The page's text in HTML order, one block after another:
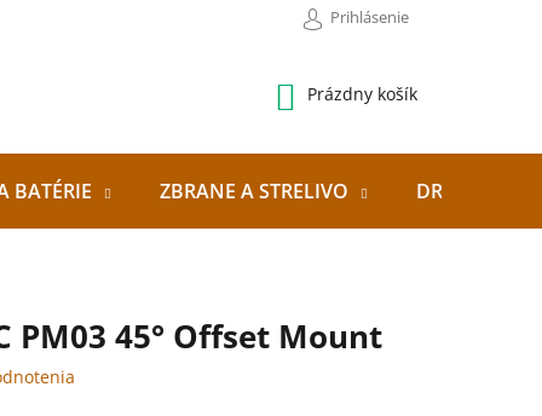
Prihlásenie
NÁKUPNÝ
Prázdny košík
BATÉRIE ZBRANE A STRELIVO DRONY
PM03 45° Offset Mount